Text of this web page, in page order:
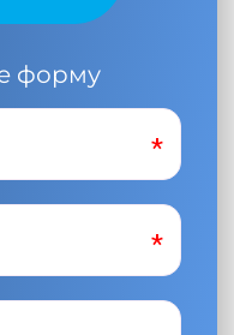
форму